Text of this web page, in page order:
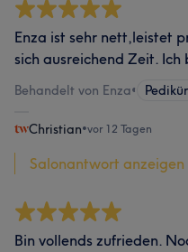
Enza ist sehr nett,leistet
sich ausreichend Zeit.
Behandelt von Enza•
Christian•vor 12 Tagen
Salonantwort anzeigen
Bin vollends zufrieden.